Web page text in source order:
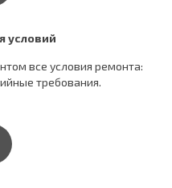
условий
все условия ремонта:
требования.